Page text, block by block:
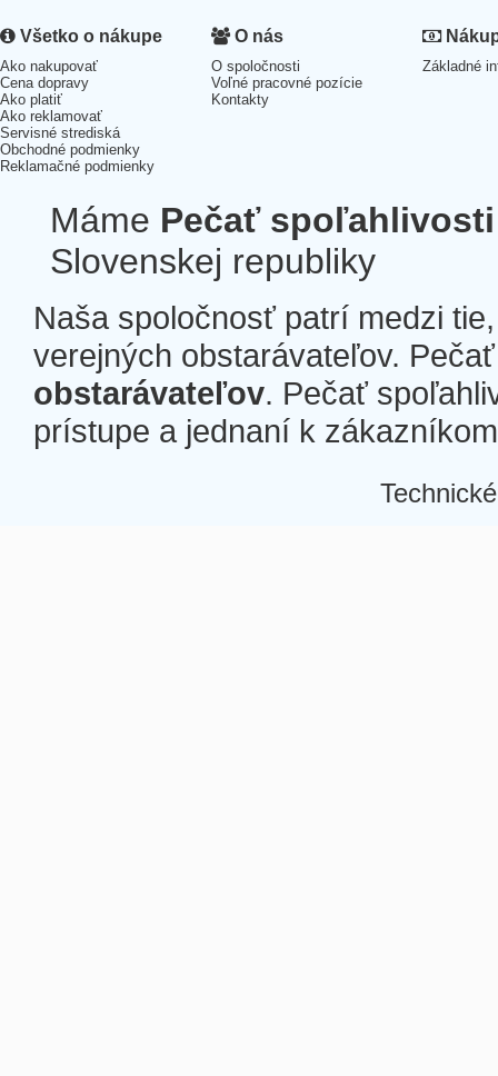
Všetko o nákupe
Ako nakupovať
Cena dopravy
Ako platiť
Ako reklamovať
Servisné strediská
Obchodné podmienky
Reklamačné podmienky
O nás
O spoločnosti
Voľné pracovné pozície
Kontakty
Základné
Máme Pečať spoľahlivosti
Slovenskej republiky
Naša spoločnosť patrí medzi
verejných obstarávateľov.
obstarávateľov. Pečať
prístupe a jednaní k